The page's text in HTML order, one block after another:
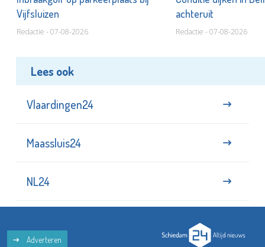
Vijfsluizen
Redactie - 07-08-2026
achteruit
Redactie - 07-08-2026
Lees ook
Vlaardingen24
Maassluis24
NL24
Adverteren